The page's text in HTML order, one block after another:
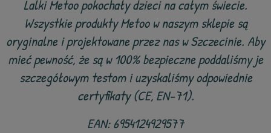
Lalki Metoo pokochały dzieci na całym świecie.
Wszystkie produkty Metoo w naszym sklepie są
oryginalne i projektowane przez nas w Szczecinie. Aby
mieć pewność, że są w 100% bezpieczne poddaliśmy je
szczegółowym testom i uzyskaliśmy odpowiednie
certyfikaty (CE, EN-71).
EAN:6954124929577